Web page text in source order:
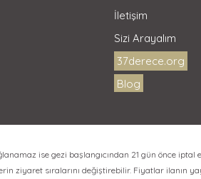
İletişim
Sizi Arayalım
37derece.org
Blog
ise gezi başlangıcından 21 gün önce
sıralarını değiştirebilir. Fiyatlar ilanın